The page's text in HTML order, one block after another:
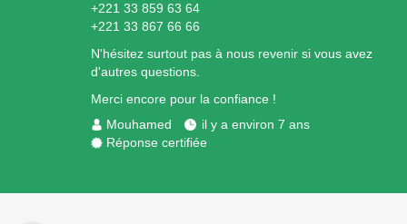
+221 33 859 63 64
+221 33 867 66 66
N'hésitez surtout pas à nous revenir si vous avez
d'autres questions.
Merci encore pour la confiance !
Mouhamed
il y a environ 7 ans
Réponse certifiée